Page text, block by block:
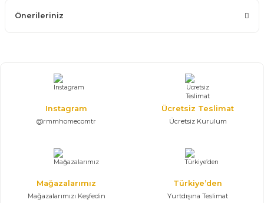
Önerileriniz
Instagram
@rmmhomecomtr
Ücretsiz Teslimat
Ücretsiz Kurulum
Mağazalarımız
Mağazalarımızı Keşfedin
Türkiye’den
Yurtdışına Teslimat